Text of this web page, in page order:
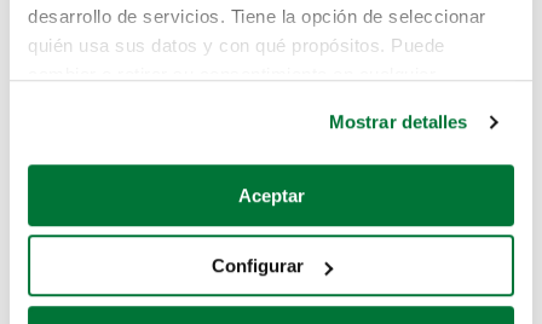
desarrollo de servicios. Tiene la opción de seleccionar
quién usa sus datos y con qué propósitos. Puede
Si lo permite, también quisiéramos:
Recopilar información sobre su ubicación geográfica
Identificar su dispositivo analizándolo activamente
para buscar características específicas (huellas
Mostrar detalles
Aceptar
Configurar
Pero puedes encontrar el coche que estás
buscando en alguno de estos enlaces:
Coches de segunda mano
Coches de km0